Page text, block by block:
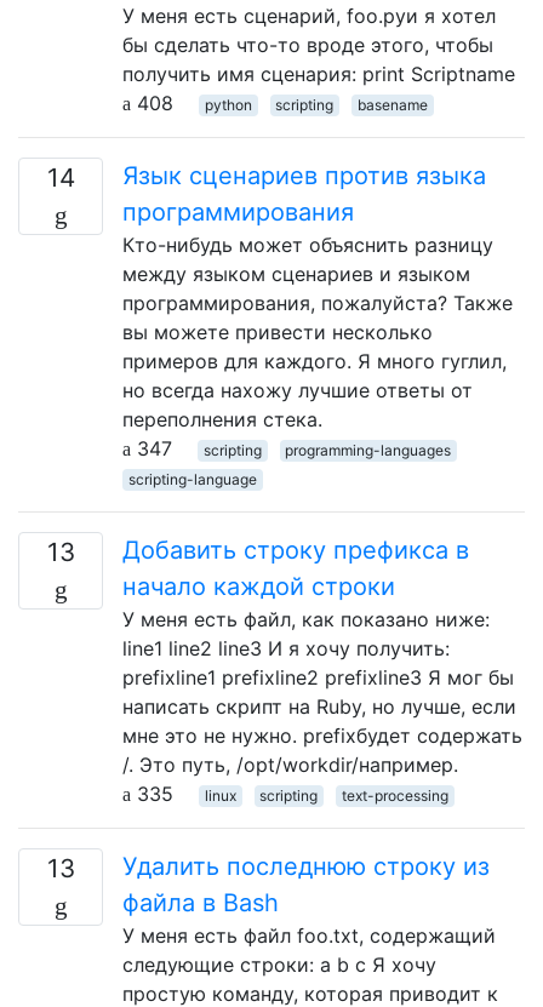
У меня есть сценарий, foo.pyи я хотел
бы сделать что-то вроде этого, чтобы
получить имя сценария: print Scriptname
408
python scripting basename
14
Язык сценариев против языка
программирования
Кто-нибудь может объяснить разницу
между языком сценариев и языком
программирования, пожалуйста? Также
вы можете привести несколько
примеров для каждого. Я много гуглил,
но всегда нахожу лучшие ответы от
переполнения стека.
347
scripting
programming-languages
scripting-language
13
Добавить строку префикса в
начало каждой строки
У меня есть файл, как показано ниже:
line1 line2 line3 И я хочу получить:
prefixline1 prefixline2 prefixline3 Я мог бы
написать скрипт на Ruby, но лучше, если
мне это не нужно. prefixбудет содержать
/. Это путь, /opt/workdir/например.
335
linux scripting text-processing
13
Удалить последнюю строку из
файла в Bash
У меня есть файл foo.txt, содержащий
следующие строки: a b c Я хочу
простую команду, которая приводит к